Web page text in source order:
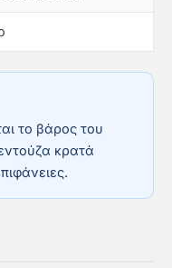
το βάρος του
κρατά